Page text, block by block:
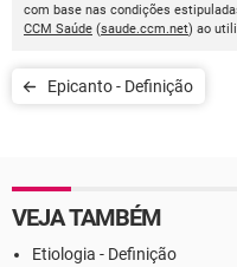
com base nas condições
CCM Saúde (saude.ccm.net) ao
Epicanto - Definição
VEJA TAMBÉM
Etiologia - Definição